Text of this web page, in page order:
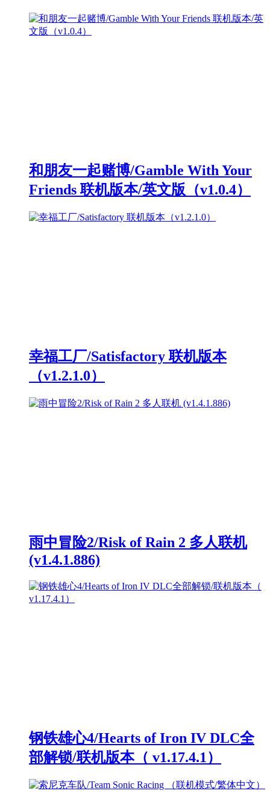
和朋友一起赌博/Gamble With Your
Friends 联机版本/英文版（v1.0.4）
幸福工厂/Satisfactory 联机版本
（v1.2.1.0）
雨中冒险2/Risk of Rain 2 多人联机
(v1.4.1.886)
钢铁雄心4/Hearts of Iron IV DLC全
部解锁/联机版本（ v1.17.4.1）